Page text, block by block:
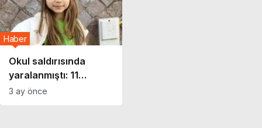
Okul saldırısında
yaralanmıştı: 11
yaşındaki Almina’dan
Haber
3 ay önce